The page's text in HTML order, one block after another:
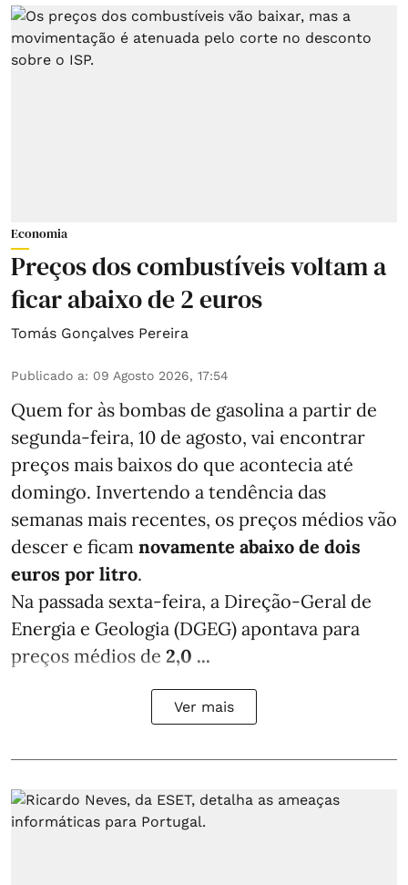
Economia
Preços dos combustíveis voltam a
ficar abaixo de 2 euros
Tomás Gonçalves Pereira
Publicado a: 09 Agosto 2026, 17:54
Quem for às bombas de gasolina a partir de
segunda-feira, 10 de agosto, vai encontrar
preços mais baixos do que acontecia até
domingo. Invertendo a tendência das
semanas mais recentes, os preços médios vão
descer e ficam novamente abaixo de dois
euros por litro.
Na passada sexta-feira, a Direção-Geral de
Energia e Geologia (DGEG) apontava para
preços médios de 2,0 ...
Ver mais